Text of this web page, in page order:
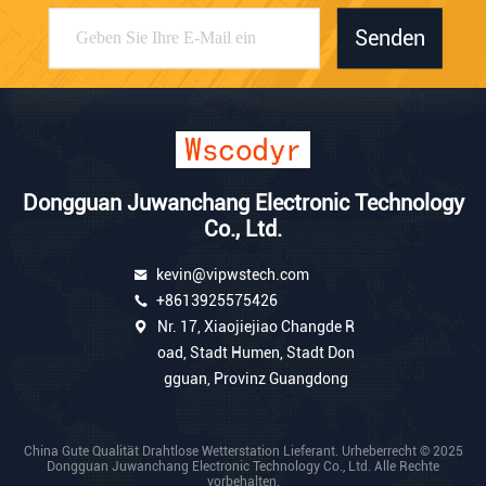
Senden
Dongguan Juwanchang Electronic Technology
Co., Ltd.
kevin@vipwstech.com
+8613925575426
Nr. 17, Xiaojiejiao Changde R
oad, Stadt Humen, Stadt Don
gguan, Provinz Guangdong
China Gute Qualität Drahtlose Wetterstation Lieferant. Urheberrecht © 2025
Dongguan Juwanchang Electronic Technology Co., Ltd. Alle Rechte
vorbehalten.